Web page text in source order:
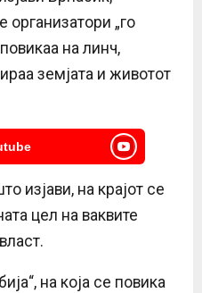
организатори „го
на линч,
земјата и животот
изјави, на крајот се
цел на ваквите
на која се повика